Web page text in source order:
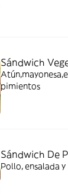
Sándwich
pimientos
Sándwich De
Pollo, ensalada y